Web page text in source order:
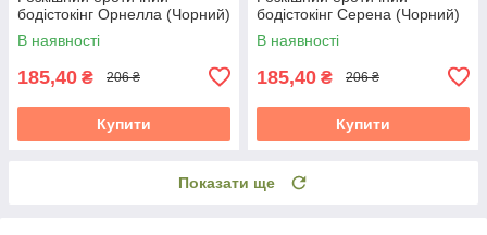
бодістокінг Орнелла (Чорний)
Розмір: універсал. (XS-XL)
В наявності
185,40 ₴ 206 ₴
Купити
бодістокінг Серена (Чорний)
Розмір: універсал. (XS-XL)
В наявності
185,40 ₴ 206 ₴
Купити
Показати ще